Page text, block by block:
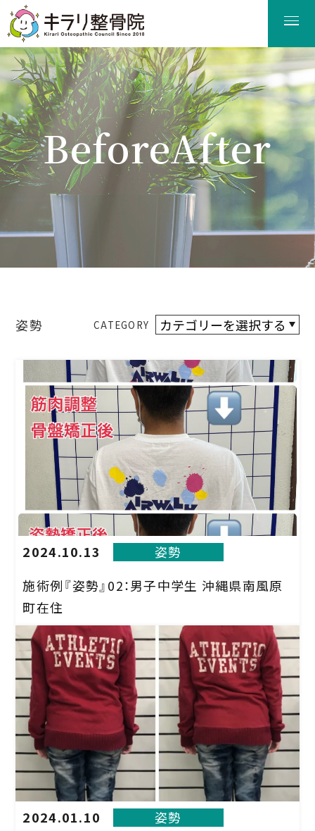
BeforeAfter
ビフォーアフター
姿勢 CATEGORY
2024.10.13
姿勢
施術例『姿勢』02：男子中学生 沖縄県南風原
町在住
2024.01.10
姿勢